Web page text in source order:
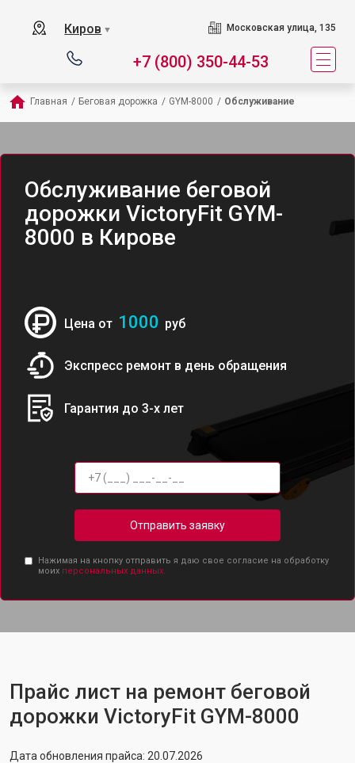
Киров ▼ Московская улица, 135
+7 (800) 350-44-53
Главная / Беговая дорожка / GYM-8000 / Обслуживание
Обслуживание беговой
дорожки VictoryFit GYM-
8000 в Кирове
Цена от 1000 руб
Экспресс ремонт в день обращения
Гарантия до 3-х лет
Отправить заявку
Нажимая на кнопку отправить я даю свое согласие на обработку
моих персональных данных.
Прайс лист на ремонт беговой
дорожки VictoryFit GYM-8000
Дата обновления прайса: 20.07.2026